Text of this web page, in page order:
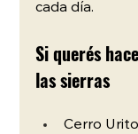
cada día.
Si querés
las sierras
Cerro